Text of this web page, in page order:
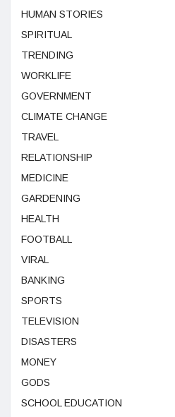
HUMAN STORIES
SPIRITUAL
TRENDING
WORKLIFE
GOVERNMENT
CLIMATE CHANGE
TRAVEL
RELATIONSHIP
MEDICINE
GARDENING
HEALTH
FOOTBALL
VIRAL
BANKING
SPORTS
TELEVISION
DISASTERS
MONEY
GODS
SCHOOL EDUCATION